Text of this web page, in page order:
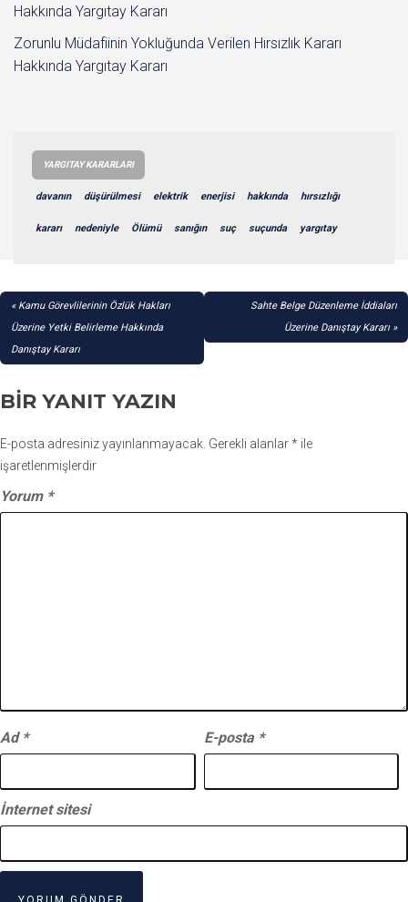
Hakkında Yargıtay Kararı
Zorunlu Müdafiinin Yokluğunda Verilen Hırsızlık Kararı
Hakkında Yargıtay Kararı
YARGITAY KARARLARI
davanın düşürülmesi elektrik enerjisi hakkında hırsızlığı
kararı nedeniyle Ölümü sanığın suç suçunda yargıtay
YAZI
GEZINMESI
Kamu Görevlilerinin Özlük Hakları
Üzerine Yetki Belirleme Hakkında
Danıştay Kararı
Sahte Belge Düzenleme İddiaları
Üzerine Danıştay Kararı
BIR YANIT YAZIN
E-posta adresiniz yayınlanmayacak. Gerekli alanlar* ile
işaretlenmişlerdir
Yorum *
Ad * E-posta *
İnternet sitesi